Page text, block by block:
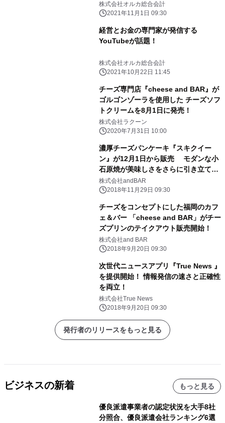
株式会社オルカ総合会計
2021年11月1日 09:30
経営とお金の専門家が発信する
YouTubeが話題！
株式会社オルカ総合会計
2021年10月22日 11:45
チーズ専門店『cheese and BAR』が
ゴルゴンゾーラを使用した チーズソフ
トクリームを8月1日に発売！
株式会社ラクーン
2020年7月31日 10:00
濃厚チーズパンケーキ『スキクイー
ン』が12月1日から販売 モダンな小
石原焼が美味しさをさらに引き立て
る！
株式会社andBAR
2018年11月29日 09:30
チーズをコンセプトにした福岡のカフ
ェ＆バー 「cheese and BAR」がチー
ズプリンのテイクアウト販売開始！
株式会社and BAR
2018年9月20日 09:30
次世代ニュースアプリ『True News 』
を提供開始！ 情報発信の速さと正確性
を両立！
株式会社True News
2018年9月20日 09:30
発行者のリリースをもっと見る
ビジネスの新着 もっと見る
優良派遣事業者の認定状況を大手8社
分照合、優良派遣会社ランキング6選